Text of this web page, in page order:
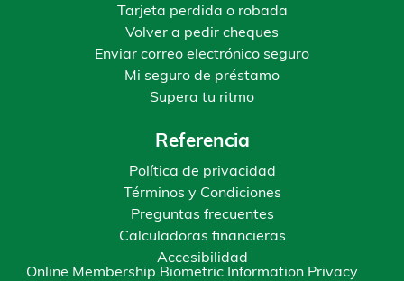
Tarjeta perdida o robada
Volver a pedir cheques
Enviar correo electrónico seguro
Mi seguro de préstamo
Supera tu ritmo
Referencia
Política de privacidad
Términos y Condiciones
Preguntas frecuentes
Calculadoras financieras
Accesibilidad
Online Membership Biometric Information Privacy